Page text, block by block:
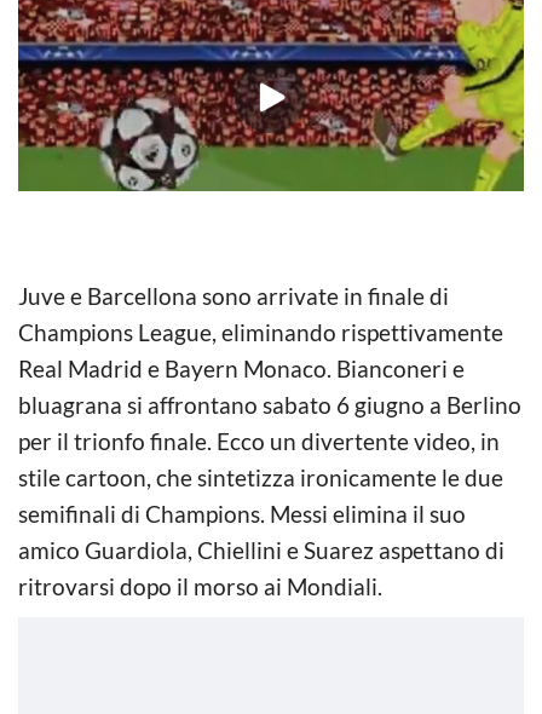
Juve e Barcellona sono arrivate in finale di
Champions League, eliminando rispettivamente
Real Madrid e Bayern Monaco. Bianconeri e
bluagrana si affrontano sabato 6 giugno a Berlino
per il trionfo finale. Ecco un divertente video, in
stile cartoon, che sintetizza ironicamente le due
semifinali di Champions. Messi elimina il suo
amico Guardiola, Chiellini e Suarez aspettano di
ritrovarsi dopo il morso ai Mondiali.